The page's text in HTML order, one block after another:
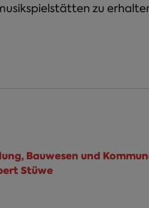
zu
Bauwesen und
Stüwe